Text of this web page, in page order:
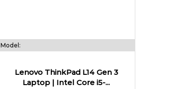
Model:
Lenovo ThinkPad L14 Gen 3
Laptop | Intel Core i5-...